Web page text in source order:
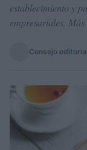
establecimiento y
empresariales. Más
Consejo editorial